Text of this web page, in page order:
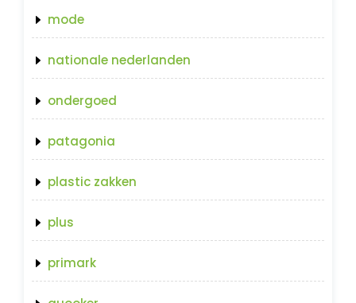
mode
nationale nederlanden
ondergoed
patagonia
plastic zakken
plus
primark